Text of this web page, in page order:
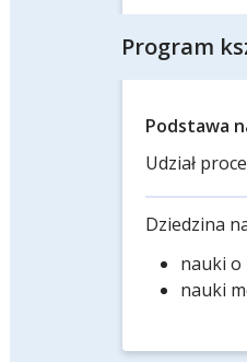
Program
Podstawa
Udział
Dziedzina
nauki o
nauki